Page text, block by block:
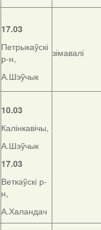
17.03
Петрыкаўскі
р-н,
А.Шэўчык
зімавалі
10.03
Калінкавічы,
А.Шэўчык
17.03
Веткаўскі р-
н,
А.Халандач